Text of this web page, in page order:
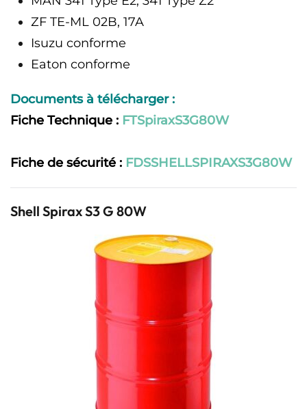
ZF TE-ML 02B, 17A
Isuzu conforme
Eaton conforme
Documents à télécharger :
Fiche Technique : FTSpiraxS3G80W
Fiche de sécurité : FDSSHELLSPIRAXS3G80W
Shell Spirax S3 G 80W